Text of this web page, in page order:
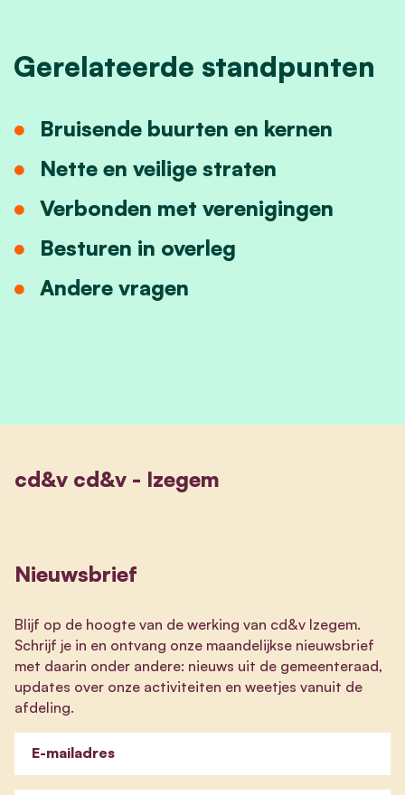
Gerelateerde standpunten
Bruisende buurten en kernen
Nette en veilige straten
Verbonden met verenigingen
Besturen in overleg
Andere vragen
cd&v cd&v - Izegem
Nieuwsbrief
Blijf op de hoogte van de werking van cd&v Izegem.
Schrijf je in en ontvang onze maandelijkse nieuwsbrief
met daarin onder andere: nieuws uit de gemeenteraad,
updates over onze activiteiten en weetjes vanuit de
afdeling.
E-mailadres